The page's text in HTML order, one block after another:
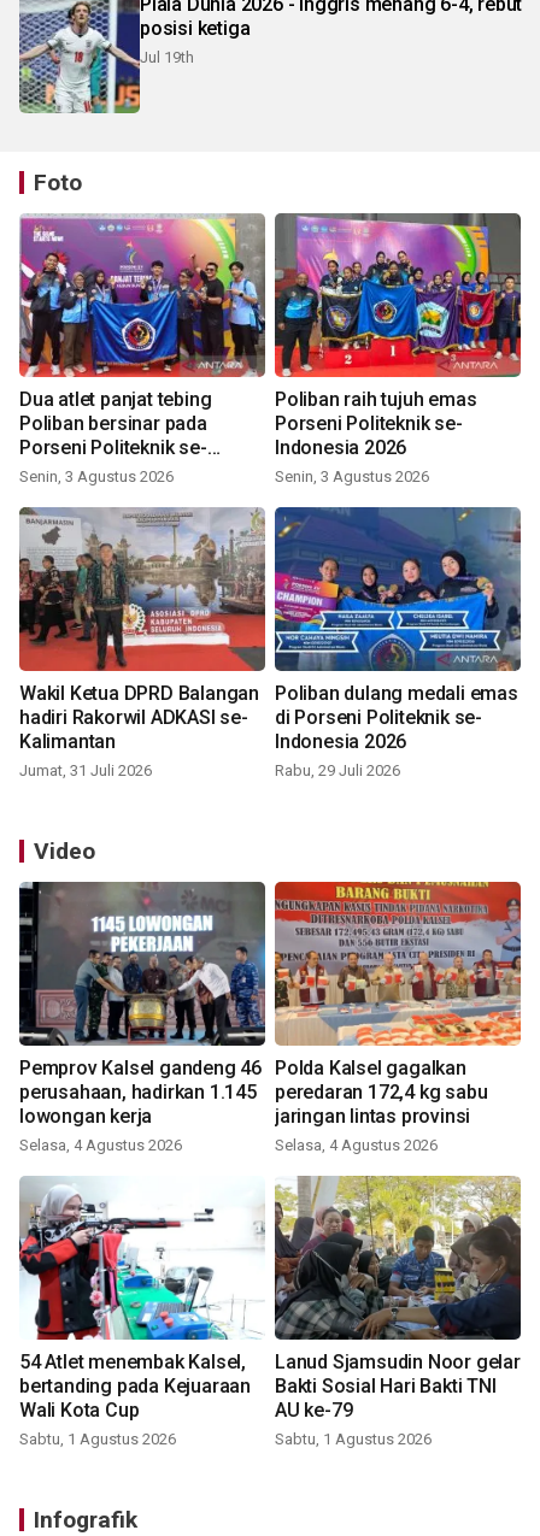
posisi ketiga
Jul 19th
Foto
Dua atlet panjat tebing
Poliban bersinar pada
Porseni Politeknik se-
Indonesia 2026
Senin, 3 Agustus 2026
Poliban raih tujuh emas
Porseni Politeknik se-
Indonesia 2026
Senin, 3 Agustus 2026
Wakil Ketua DPRD Balangan
hadiri Rakorwil ADKASI se-
Kalimantan
Jumat, 31 Juli 2026
Poliban dulang medali emas
di Porseni Politeknik se-
Indonesia 2026
Rabu, 29 Juli 2026
Video
Pemprov Kalsel gandeng 46
perusahaan, hadirkan 1.145
lowongan kerja
Selasa, 4 Agustus 2026
Polda Kalsel gagalkan
peredaran 172,4 kg sabu
jaringan lintas provinsi
Selasa, 4 Agustus 2026
54 Atlet menembak Kalsel,
bertanding pada Kejuaraan
Wali Kota Cup
Sabtu, 1 Agustus 2026
Lanud Sjamsudin Noor gelar
Bakti Sosial Hari Bakti TNI
AU ke-79
Sabtu, 1 Agustus 2026
Infografik